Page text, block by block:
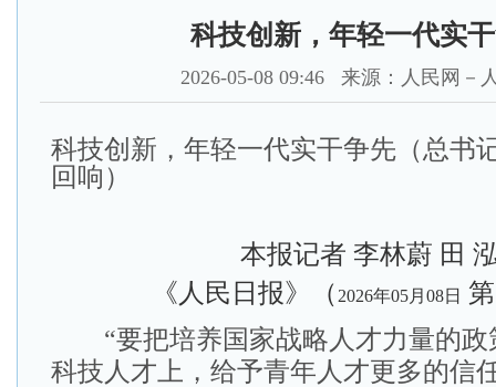
科技创新，年轻一代实
2026-05-08 09:46 来源：人民网－
科技创新，年轻一代实干争先（总书
回响）
本报记者 李林蔚 田
《人民日报》（ 2026年05月08日
“要把培养国家战略人才力量的政
科技人才上，给予青年人才更多的信